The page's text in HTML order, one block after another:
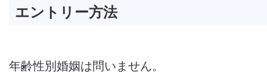
エントリー方法
年齢性別婚姻は問いません。